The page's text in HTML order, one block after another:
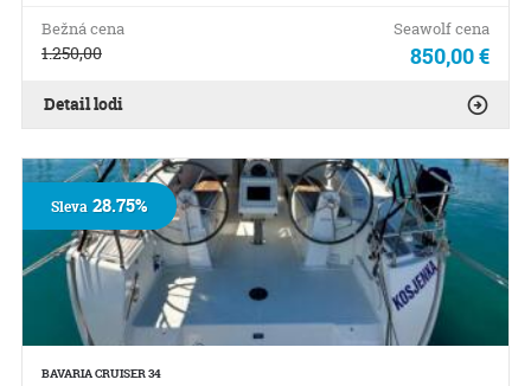
Bežná cena
1.250,00
Seawolf cena
850,00 €
Detail lodi
BAVARIA CRUISER 34
Sleva28.75%